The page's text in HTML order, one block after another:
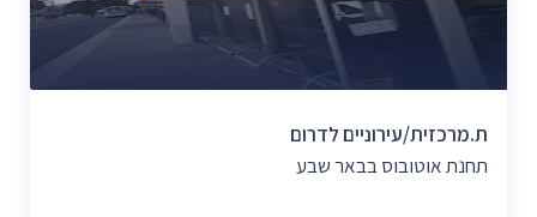
ת.מרכזית/עירוניים לדרום
תחנת אוטובוס בבאר שבע